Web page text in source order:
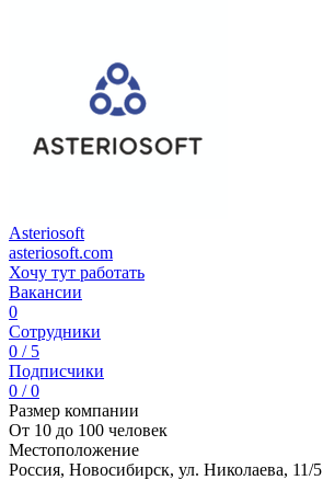
Asteriosoft
asteriosoft.com
Хочу тут работать
Вакансии
0
Сотрудники
0 / 5
Подписчики
0 / 0
Размер компании
От 10 до 100 человек
Местоположение
Россия, Новосибирск, ул. Николаева, 11/5